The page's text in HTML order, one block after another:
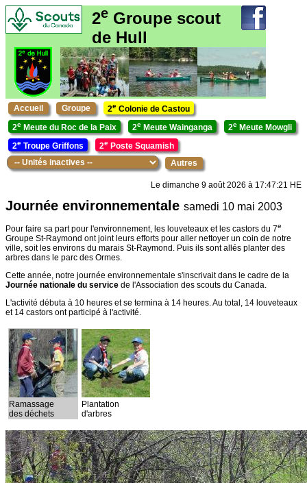
2e Groupe scout
de Hull
Accueil Groupe 2e Colonie de Castou
2e Meute du Roc de la Paix 2e Meute Wainganga 2e Meute Mowgli
2e Troupe Griffons 2e Poste Squamish
Autres
Le dimanche 9 août 2026 à 17:47:21 HE
Journée environnementale samedi 10 mai 2003
Pour faire sa part pour l'environnement, les louveteaux et les castors du 7e
Groupe St-Raymond ont joint leurs efforts pour aller nettoyer un coin de notre
ville, soit les environs du marais St-Raymond. Puis ils sont allés planter des
arbres dans le parc des Ormes.
Cette année, notre journée environnementale s'inscrivait dans le cadre de la
Journée nationale du service de l'Association des scouts du Canada.
L'activité débuta à 10 heures et se termina à 14 heures. Au total, 14 louveteaux
et 14 castors ont participé à l'activité.
Ramassage
des déchets
Plantation
d'arbres